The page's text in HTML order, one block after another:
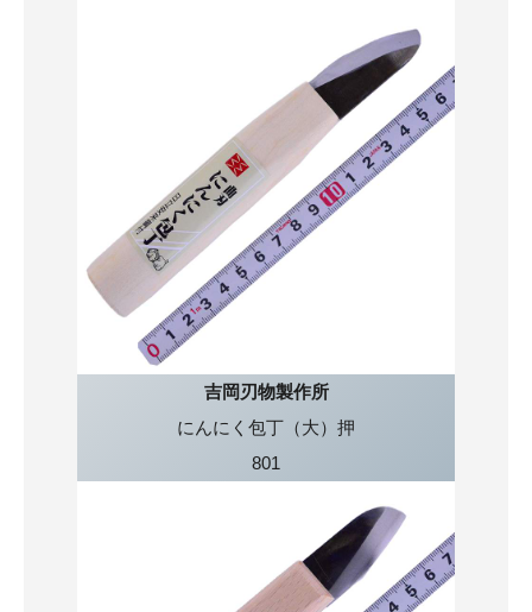
吉岡刃物製作所
にんにく包丁（大）押
801